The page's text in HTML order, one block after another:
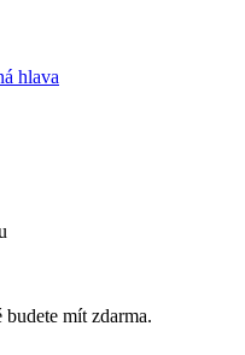
hlava
budete mít zdarma.